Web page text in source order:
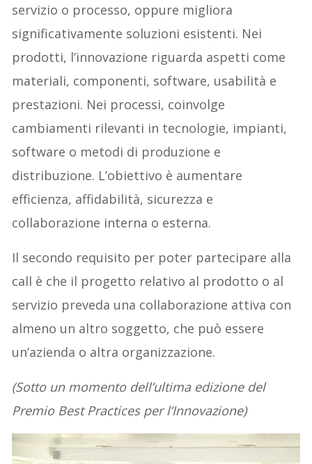
servizio o processo, oppure migliora
significativamente soluzioni esistenti. Nei
prodotti, l’innovazione riguarda aspetti come
materiali, componenti, software, usabilità e
prestazioni. Nei processi, coinvolge
cambiamenti rilevanti in tecnologie, impianti,
software o metodi di produzione e
distribuzione. L’obiettivo è aumentare
efficienza, affidabilità, sicurezza e
collaborazione interna o esterna.
Il secondo requisito per poter partecipare alla
call è che il progetto relativo al prodotto o al
servizio preveda una collaborazione attiva con
almeno un altro soggetto, che può essere
un’azienda o altra organizzazione.
(Sotto un momento dell’ultima edizione del
Premio Best Practices per l’Innovazione)